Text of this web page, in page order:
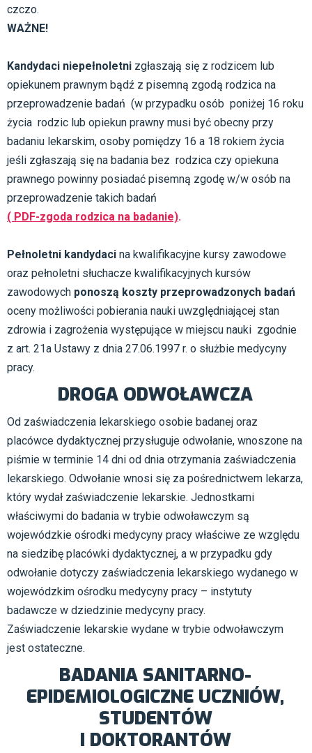
czczo.
WAŻNE!
Kandydaci niepełnoletni zgłaszają się z rodzicem lub
opiekunem prawnym bądź z pisemną zgodą rodzica na
przeprowadzenie badań (w przypadku osób poniżej 16 roku
życia rodzic lub opiekun prawny musi być obecny przy
badaniu lekarskim, osoby pomiędzy 16 a 18 rokiem życia
jeśli zgłaszają się na badania bez rodzica czy opiekuna
prawnego powinny posiadać pisemną zgodę w/w osób na
przeprowadzenie takich badań
( PDF-zgoda rodzica na badanie).
Pełnoletni kandydaci na kwalifikacyjne kursy zawodowe
oraz pełnoletni słuchacze kwalifikacyjnych kursów
zawodowych ponoszą koszty przeprowadzonych badań
oceny możliwości pobierania nauki uwzględniającej stan
zdrowia i zagrożenia występujące w miejscu nauki zgodnie
z art. 21a Ustawy z dnia 27.06.1997 r. o służbie medycyny
pracy.
DROGA ODWOŁAWCZA
Od zaświadczenia lekarskiego osobie badanej oraz
placówce dydaktycznej przysługuje odwołanie, wnoszone na
piśmie w terminie 14 dni od dnia otrzymania zaświadczenia
lekarskiego. Odwołanie wnosi się za pośrednictwem lekarza,
który wydał zaświadczenie lekarskie. Jednostkami
właściwymi do badania w trybie odwoławczym są
wojewódzkie ośrodki medycyny pracy właściwe ze względu
na siedzibę placówki dydaktycznej, a w przypadku gdy
odwołanie dotyczy zaświadczenia lekarskiego wydanego w
wojewódzkim ośrodku medycyny pracy – instytuty
badawcze w dziedzinie medycyny pracy.
Zaświadczenie lekarskie wydane w trybie odwoławczym
jest ostateczne.
BADANIA SANITARNO-
EPIDEMIOLOGICZNE UCZNIÓW,
STUDENTÓW
I DOKTORANTÓW